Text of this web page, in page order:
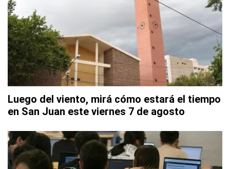
Luego del viento, mirá cómo estará el tiempo
en San Juan este viernes 7 de agosto